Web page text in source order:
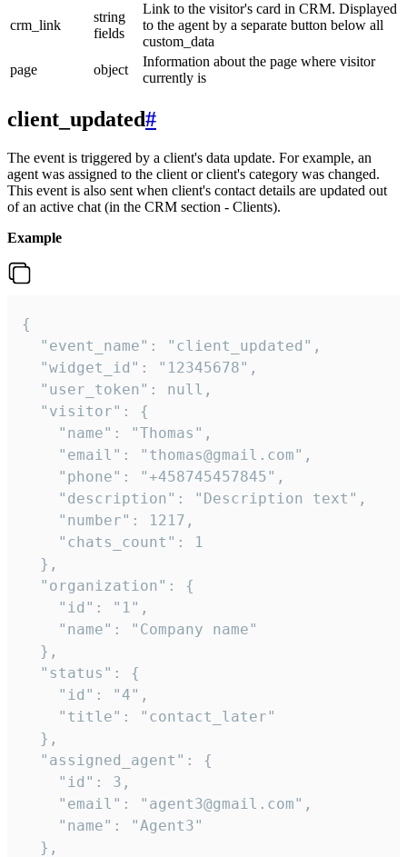
crm_link
string
fields
Link to the visitor's card in CRM. Displayed
to the agent by a separate button below all
custom_data
page
object
Information about the page where visitor
currently is
client_updated#
The event is triggered by a client's data update. For example, an
agent was assigned to the client or client's category was changed.
This event is also sent when client's contact details are updated out
of an active chat (in the CRM section - Clients).
Example
{
  "event_name": "client_updated",
  "widget_id": "12345678",
  "user_token": null,
  "visitor": {
    "name": "Thomas",
    "email": "thomas@gmail.com",
    "phone": "+458745457845",
    "description": "Description text",
    "number": 1217,
    "chats_count": 1
  },
  "organization": {
    "id": "1",
    "name": "Company name"
  },
  "status": {
    "id": "4",
    "title": "contact_later"
  },
  "assigned_agent": {
    "id": 3,
    "email": "agent3@gmail.com",
    "name": "Agent3"
  },